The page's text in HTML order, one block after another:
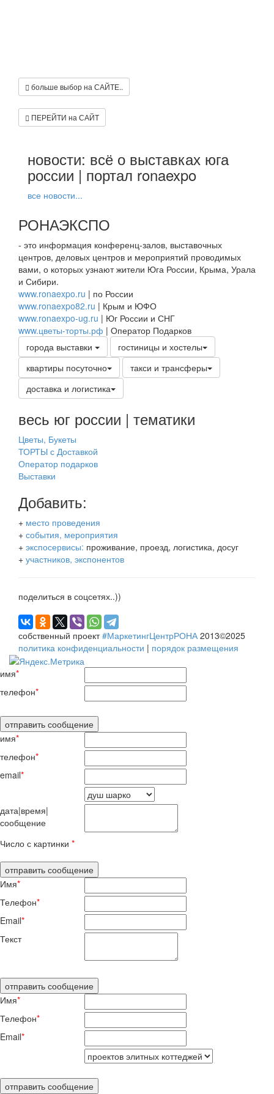
больше выбор на САЙТЕ..
ПЕРЕЙТИ на САЙТ
новости: всё о выставках юга
россии | портал ronaexpo
все новости...
РОНАЭКСПО
- это информация конференц-залов, выставочных
центров, деловых центров и мероприятий проводимых
вами, о которых узнают жители Юга России, Крыма, Урала
и Сибири.
www.ronaexpo.ru | по России
www.ronaexpo82.ru | Крым и ЮФО
www.ronaexpo-ug.ru | Юг России и СНГ
www.цветы-торты.рф | Оператор Подарков
города выставки
гостиницы и хостелы
квартиры посуточно
такси и трансферы
доставка и логистика
весь юг россии | тематики
Цветы, Букеты
ТОРТЫ с Доставкой
Оператор подарков
Выставки
Добавить:
+ место проведения
+ события, мероприятия
+ экспосервисы: проживание, проезд, логистика, досуг
+ участников, экспонентов
поделиться в соцсетях..))
собственный проект#МаркетингЦентрРОНА 2013©2025
политика конфиденциальности | порядок размещения
имя*
телефон*
имя*
телефон*
email*
дата|время|
сообщение
Число с картинки *
Имя*
Телефон*
Email*
Текст
Имя*
Телефон*
Email*